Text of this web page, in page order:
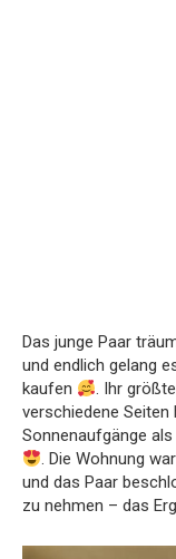
Das junge Paar
und endlich gelang
kaufen
. Ihr
verschiedene
Sonnenaufgänge
. Die Wohnung
und das Paar
zu nehmen – das